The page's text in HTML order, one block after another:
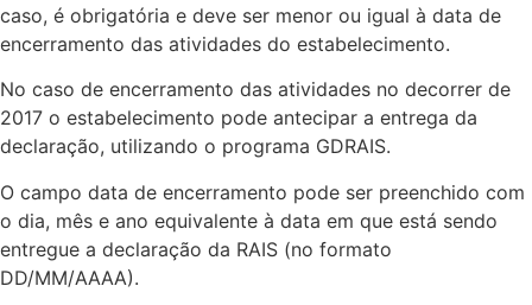
caso, é obrigatória e deve ser menor ou igual à data de
encerramento das atividades do estabelecimento.
No caso de encerramento das atividades no decorrer de
2017 o estabelecimento pode antecipar a entrega da
declaração, utilizando o programa GDRAIS.
O campo data de encerramento pode ser preenchido com
o dia, mês e ano equivalente à data em que está sendo
entregue a declaração da RAIS (no formato
DD/MM/AAAA).